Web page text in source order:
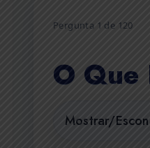
Pergunta 1 de 120
O
Mostrar/